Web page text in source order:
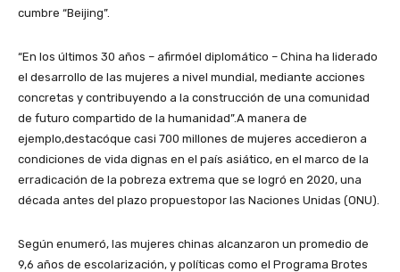
cumbre “Beijing”.
“En los últimos 30 años – afirmóel diplomático – China ha liderado
el desarrollo de las mujeres a nivel mundial, mediante acciones
concretas y contribuyendo a la construcción de una comunidad
de futuro compartido de la humanidad”.A manera de
ejemplo,destacóque casi 700 millones de mujeres accedieron a
condiciones de vida dignas en el país asiático, en el marco de la
erradicación de la pobreza extrema que se logró en 2020, una
década antes del plazo propuestopor las Naciones Unidas (ONU).
Según enumeró, las mujeres chinas alcanzaron un promedio de
9,6 años de escolarización, y políticas como el Programa Brotes